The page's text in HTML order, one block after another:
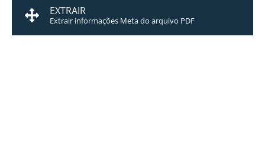
EXTRAIR
Extrair informações Meta do arquivo PDF